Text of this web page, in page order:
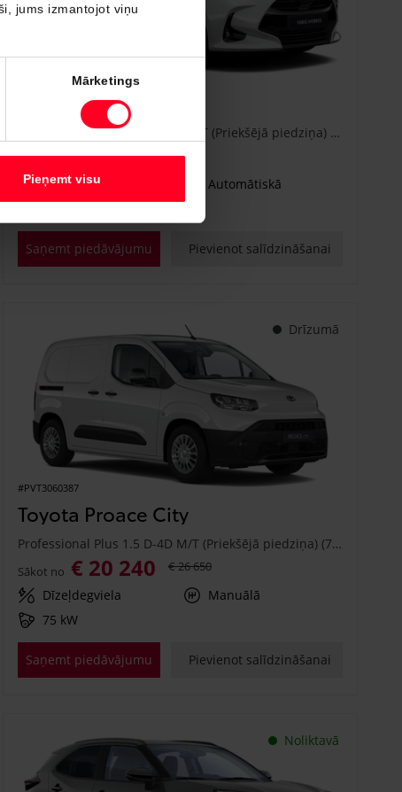
jums izmantojot viņu
Mārketings
Pieņemt visu
#CA86778840
Toyota Yaris
Active Plus 1.5 Hybrid 115 e-CVT (Priekšējā piedziņa) (68 kW)
Sākot no € 25 600
Benzīna hibrīds
Automātiskā
Saņemt piedāvājumu Pievienot salīdzināšanai
Drīzumā
#PVT3060387
Toyota Proace City
Professional Plus 1.5 D-4D M/T (Priekšējā piedziņa) (75 kW)
Sākot no € 20 240 € 26 650
Dīzeļdegviela
Manuālā
75 kW
Saņemt piedāvājumu Pievienot salīdzināšanai
Noliktavā